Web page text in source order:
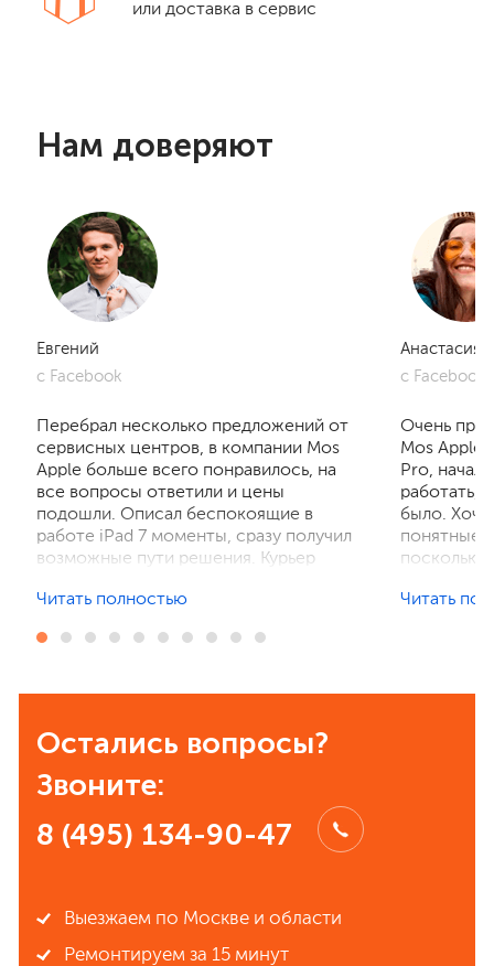
или доставка в сервис
Нам доверяют
Евгений
с Facebook
Перебрал несколько предложений от
сервисных центров, в компании Mos
Apple больше всего понравилось, на
все вопросы ответили и цены
подошли. Описал беспокоящие в
работе iPad 7 моменты, сразу получил
возможные пути решения. Курьер
отзвонились по итогам осмотра,
порадовал, без лишнего ожидания и
рекомендовать всем знакомым.
Читать полностью
Анастасия
с Facebook
Очень
Mos
Pro, начал
работать,
было. Хочу
понятные
поскольку
Читать
Остались вопросы?
Звоните:
8 (495) 134-90-47
Выезжаем по Москве и области
Ремонтируем за 15 минут